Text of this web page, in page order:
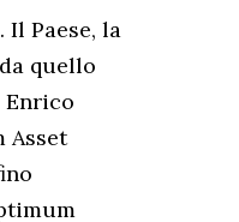
Paese, la
quello
Enrico
Asset